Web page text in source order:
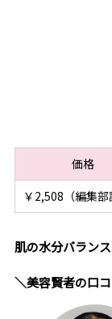
価格
￥2,508（編集部
肌の水分バラン
＼美容賢者の口